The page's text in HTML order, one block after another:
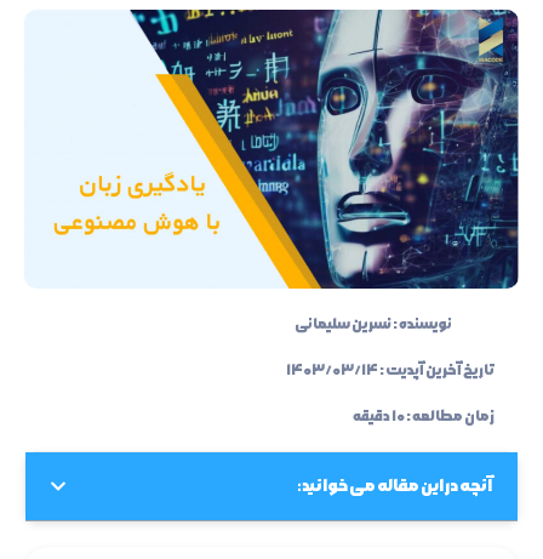
نویسنده :نسرین سلیمانی
تاریخ آخرین آپدیت :۱۴۰۳/۰۳/۱۴
زمان مطالعه : ۱۰ دقیقه
آنچه در این مقاله می خوانید: